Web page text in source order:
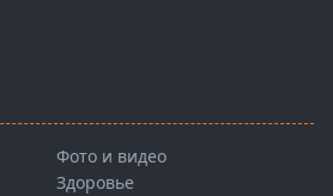
Фото и видео
Здоровье